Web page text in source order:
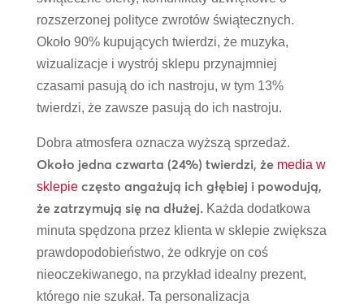
rozszerzonej polityce zwrotów świątecznych.
Około 90% kupujących twierdzi, że muzyka,
wizualizacje i wystrój sklepu przynajmniej
czasami pasują do ich nastroju, w tym 13%
twierdzi, że zawsze pasują do ich nastroju.
Dobra atmosfera oznacza wyższą sprzedaż.
Około jedna czwarta (24%) twierdzi, że media w
sklepieczęsto angażują ich głębiej i powodują,
że zatrzymują się na dłużej.Każda dodatkowa
minuta spędzona przez klienta w sklepie zwiększa
prawdopodobieństwo, że odkryje on coś
nieoczekiwanego, na przykład idealny prezent,
którego nie szukał. Ta personalizacja